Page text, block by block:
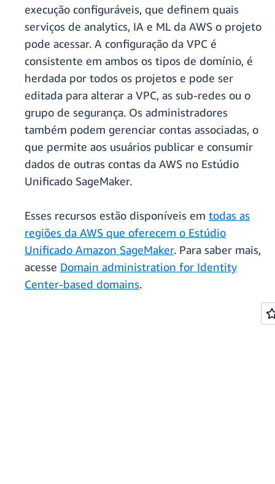
execução configuráveis, que definem quais
serviços de analytics, IA e ML da AWS o projeto
pode acessar. A configuração da VPC é
consistente em ambos os tipos de domínio, é
herdada por todos os projetos e pode ser
editada para alterar a VPC, as sub-redes ou o
grupo de segurança. Os administradores
também podem gerenciar contas associadas, o
que permite aos usuários publicar e consumir
dados de outras contas da AWS no Estúdio
Unificado SageMaker.
Esses recursos estão disponíveis em todas as
regiões da AWS que oferecem o Estúdio
Unificado Amazon SageMaker. Para saber mais,
acesse Domain administration for Identity
Center-based domains.